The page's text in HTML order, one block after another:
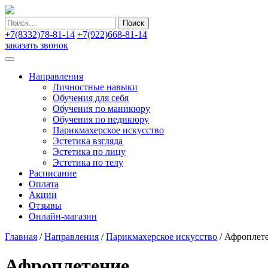
Найти:
+7(8332)78-81-14 +7(922)668-81-14
заказать звонок
Направления
Личностные навыки
Обучения для себя
Обучения по маникюру
Обучения по педикюру
Парикмахерское искусство
Эстетика взгляда
Эстетика по лицу
Эстетика по телу
Расписание
Оплата
Акции
Отзывы
Онлайн-магазин
Главная /Направления /Парикмахерское искусство /